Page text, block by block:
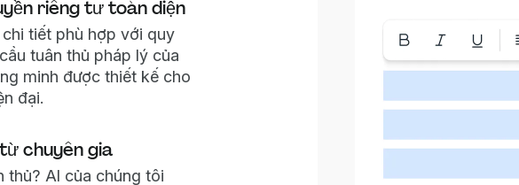
riêng tư toàn diện
tiết phù hợp với quy
tuân thủ pháp lý của
minh được thiết kế cho
đại.
chuyên gia
thủ? AI của chúng tôi